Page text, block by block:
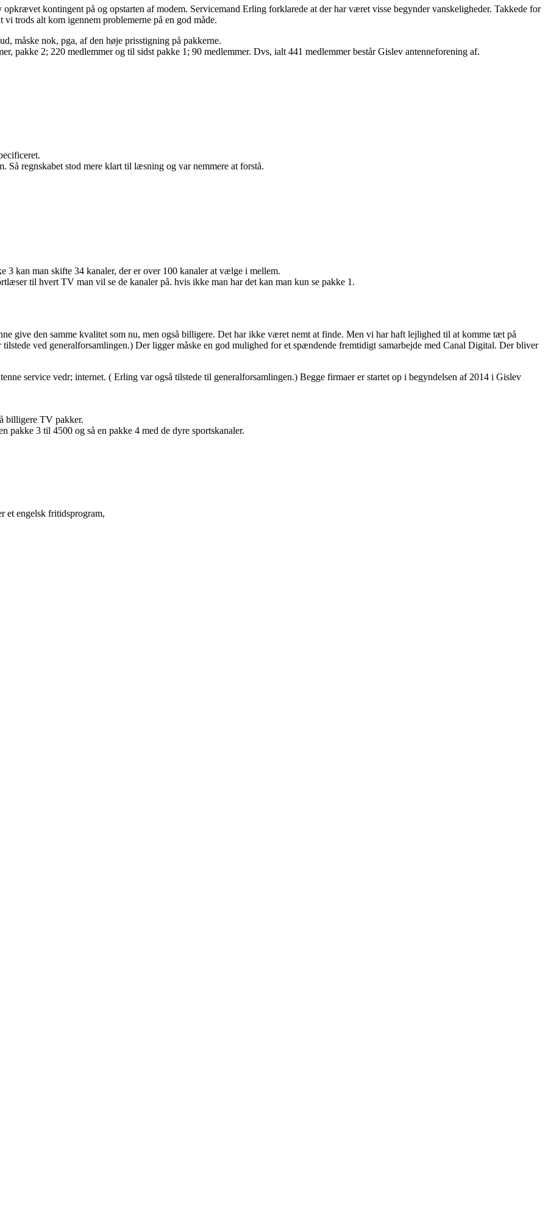
kontingent på og opstarten af modem. Servicemand Erling forklarede at der har været visse begynder vanskeligheder. Takkede for
trods alt kom igennem problemerne på en god måde.
måske nok, pga, af den høje prisstigning på pakkerne.
pakke 2; 220 medlemmer og til sidst pakke 1; 90 medlemmer. Dvs, ialt 441 medlemmer består Gislev antenneforening af.
regnskabet stod mere klart til læsning og var nemmere at forstå.
kan man skifte 34 kanaler, der er over 100 kanaler at vælge i mellem.
til hvert TV man vil se de kanaler på. hvis ikke man har det kan man kun se pakke 1.
give den samme kvalitet som nu, men også billigere. Det har ikke været nemt at finde. Men vi har haft lejlighed til at komme tæt på
ved generalforsamlingen.) Der ligger måske en god mulighed for et spændende fremtidigt samarbejde med Canal Digital. Der bliver
service vedr; internet. ( Erling var også tilstede til generalforsamlingen.) Begge firmaer er startet op i begyndelsen af 2014 i Gislev
billigere TV pakker.
3 til 4500 og så en pakke 4 med de dyre sportskanaler.
et engelsk fritidsprogram,